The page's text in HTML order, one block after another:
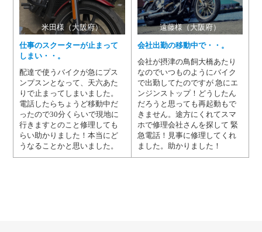
米田様（大阪府）
仕事のスクーターが止まって
しまい・・。
配達で使うバイクが急にプス
ンプスンとなって、天六あた
りで止まってしまいました。
電話したらちょうど移動中だ
ったので30分くらいで現地に
行きますとのこと修理しても
らい助かりました！本当にど
うなることかと思いました。
遠藤様（大阪府）
会社出勤の移動中で・・。
会社が摂津の鳥飼大橋あたり
なのでいつものようにバイク
で出勤してたのですが 急にエ
ンジンストップ！どうしたん
だろうと思っても再起動もで
きません。途方にくれてスマ
ホで修理会社さんを探して 緊
急電話！見事に修理してくれ
ました。助かりました！